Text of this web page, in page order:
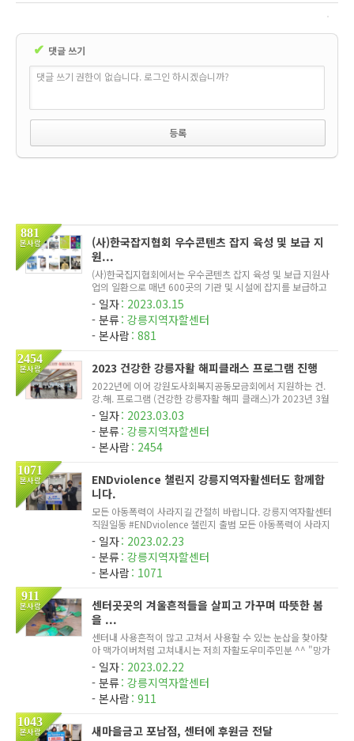
✔ 댓글 쓰기
댓글 쓰기 권한이 없습니다. 로그인 하시겠습니까?
881
본사람
(사)한국잡지협회 우수콘텐츠 잡지 육성 및 보급 지
원...
(사)한국집지협회에서는 우수콘텐츠 잡지 육성 및 보급 지원사
업의 일환으로 매년 600곳의 기관 및 시설에 잡지를 보급하고
있습니다. 본 센터는 2023년 선정되어 12월까지 총 10회, 매
월 30종의 잡지를 지원받게 되었습니다. 참여주민 및 민원이있
는 본 센터 ...
일자 2023.03.15
분류 강릉지역자할센터
본사람 881
2454
본사람 2023 건강한 강릉자활 해피클래스 프로그램 진행
2022년에 이어 강원도사회복지공동모금회에서 지원하는 건.
강.해. 프로그램 (건강한 강릉자활 해피 클래스)가 2023년 3월
3일 새로운 모습으로 시작하였습니다. 운동할 장소가 마땅치
않아서 운동할 시간이 나지 않아서 운동하는 방법을 몰라서 혼
자서 운동하...
일자 2023.03.03
분류 강릉지역자할센터
본사람 2454
1071
본사람
ENDviolence 챌린지 강릉지역자활센터도 함께합
니다.
모든 아동폭력이 사라지길 간절히 바랍니다. 강릉지역자활센터
직원일동 #ENDviolence 챌린지 출범 모든 아동폭력이 사라지
길 바라는 마음으로 7.1.(금) 외교부와 유니세프가 공동으로 #
ENDviolence 캠페인을 개시했습니다. #ENDviolence 챌린지
에 동참해 주세...
일자 2023.02.23
분류 강릉지역자할센터
본사람 1071
911
본사람
센터곳곳의 겨울흔적들을 살피고 가꾸며 따뜻한 봄
을 ...
센터내 사용흔적이 많고 고쳐서 사용할 수 있는 눈삽을 찾아찾
아 맥가이버처럼 고쳐내시는 저희 자활도우미주민분 ^^ "망가
졌다고 버리면 쓰나 고쳐서 쓸 수 있는 건 사용해야지" 항상 말
씀하시며 센터의 곳곳을 살피신답니다. 뚝딱뚝딱 오전내내 작
업을 끝내...
일자 2023.02.22
분류 강릉지역자할센터
본사람 911
1043
본사람 새마을금고 포남점, 센터에 후원금 전달